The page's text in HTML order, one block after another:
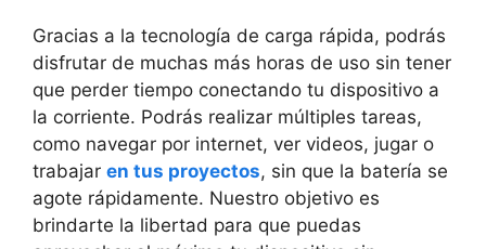
Gracias ‌a la tecnología de carga rápida, podrás
disfrutar de muchas más horas de uso sin tener
que perder⁣ tiempo conectando tu dispositivo⁢ a
la corriente. Podrás‍ realizar múltiples tareas,
como navegar por internet, ver videos,‌ jugar o
trabajar en tus proyectos, sin que la batería se
agote rápidamente. Nuestro objetivo es
brindarte la libertad para que puedas